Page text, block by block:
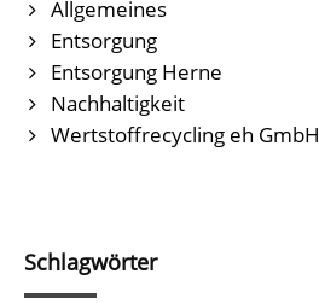
Allgemeines
Entsorgung
Entsorgung Herne
Nachhaltigkeit
Wertstoffrecycling eh GmbH
Schlagwörter